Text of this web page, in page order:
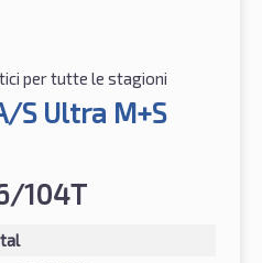
per tutte le stagioni
S Ultra M+S
104T